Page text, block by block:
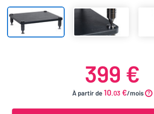
399 €
À partir de10.03 €/mois